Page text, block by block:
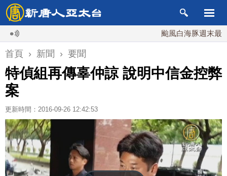
颱風白海豚週末最接近
首頁 › 新聞 › 要聞
特偵組再傳辜仲諒 說明中信金控弊
案
更新時間：2016-09-26 12:42:53